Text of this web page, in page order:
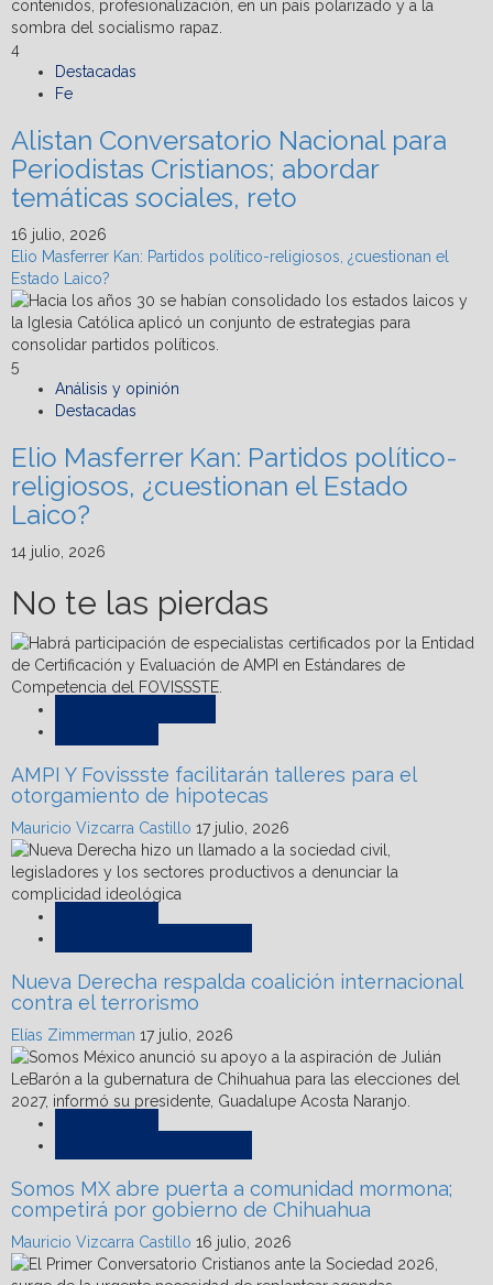
4
Destacadas
Fe
Alistan Conversatorio Nacional para
Periodistas Cristianos; abordar
temáticas sociales, reto
16 julio, 2026
Elio Masferrer Kan: Partidos político-religiosos, ¿cuestionan el
Estado Laico?
5
Análisis y opinión
Destacadas
Elio Masferrer Kan: Partidos político-
religiosos, ¿cuestionan el Estado
Laico?
14 julio, 2026
No te las pierdas
AMPI Y Fovissste facilitarán talleres para el
otorgamiento de hipotecas
Mauricio Vizcarra Castillo 17 julio, 2026
Nueva Derecha respalda coalición internacional
contra el terrorismo
Elías Zimmerman 17 julio, 2026
Somos MX abre puerta a comunidad mormona;
competirá por gobierno de Chihuahua
Mauricio Vizcarra Castillo 16 julio, 2026